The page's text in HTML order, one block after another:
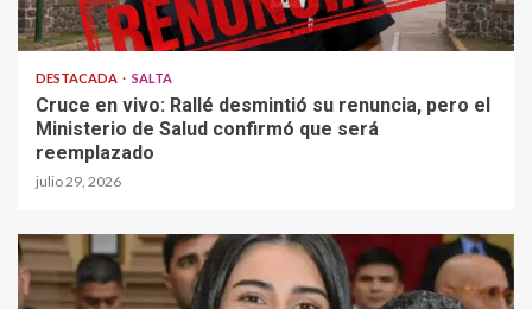
DESTACADA SALTA
Cruce en vivo: Rallé desmintió su renuncia, pero el
Ministerio de Salud confirmó que será
reemplazado
julio 29, 2026